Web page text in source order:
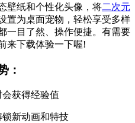
壁纸和个性化头像，将二次元
置为桌面宠物，轻松享受多样
一目了然、操作便捷。有需要
来下载体验一下喔!
：
获得经验值
新动画和特技